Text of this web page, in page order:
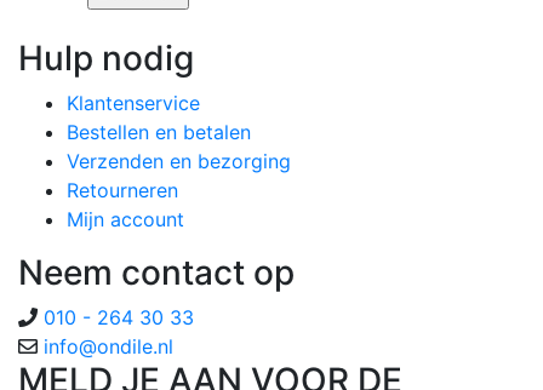
Hulp nodig
Klantenservice
Bestellen en betalen
Verzenden en bezorging
Retourneren
Mijn account
Neem contact op
010 - 264 30 33
MELD JE AAN VOOR DE